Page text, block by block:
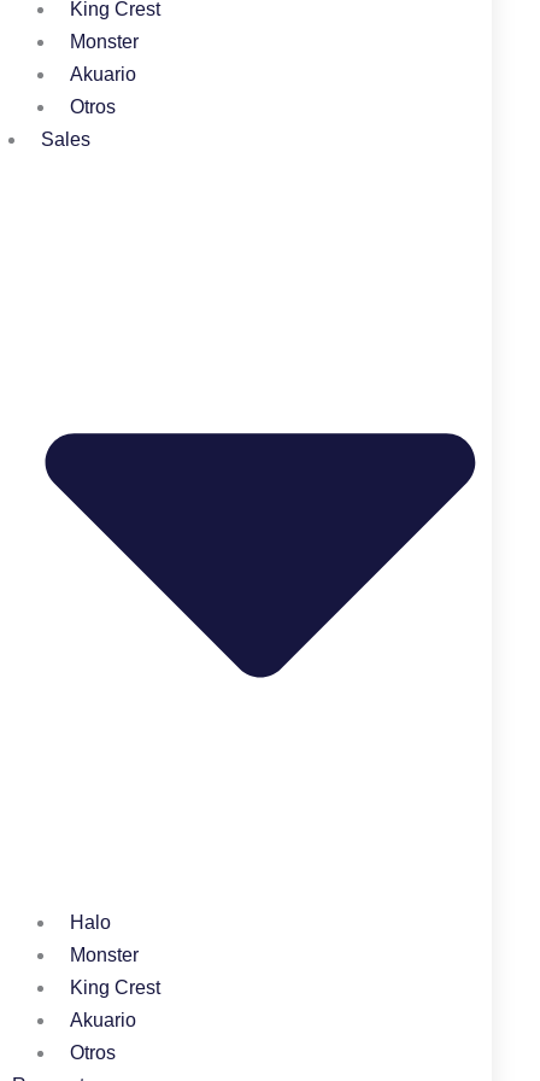
King Crest
Monster
Akuario
Otros
Sales
Halo
Monster
King Crest
Akuario
Otros